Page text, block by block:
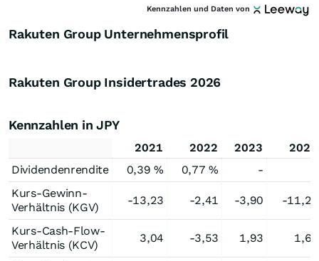
Kennzahlen und Daten von
Rakuten Group Unternehmensprofil
Rakuten Group Insidertrades 2026
Kennzahlen in JPY
2021 2022 2023
2024
Dividendenrendite
0,39 % 0,77 % -
Kurs-Gewinn-
Verhältnis (KGV)
-13,23 -2,41 -3,90 -11,26
Kurs-Cash-Flow-
Verhältnis (KCV)
3,04 -3,53 1,93 1,62